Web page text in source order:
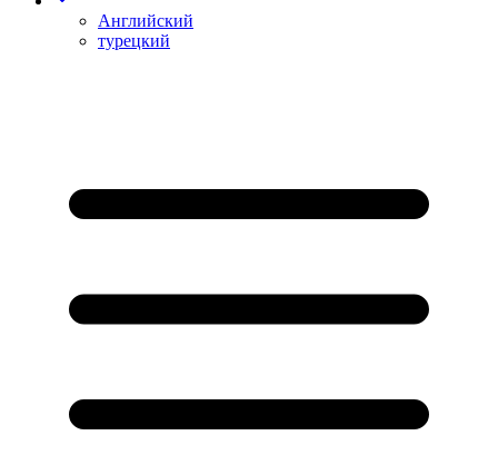
Английский
турецкий